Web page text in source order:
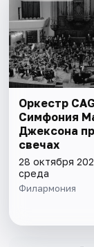
Оркестр
Симфония
Джексона
свечах
28 октября
среда
Филармония